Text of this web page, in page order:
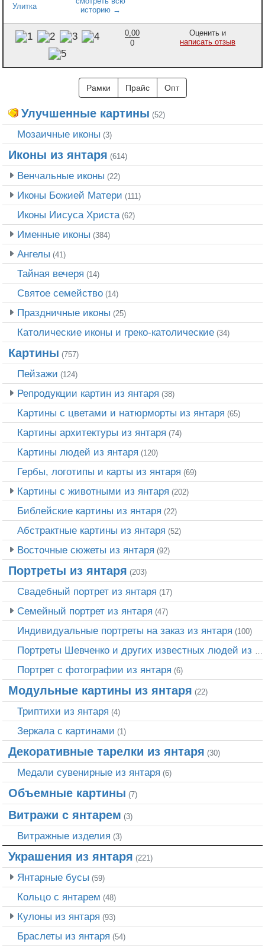
Улитка
0,00
0
Оценить и
написать отзыв
Рамки Прайс Опт
Улучшенные картины (52)
Мозаичные иконы (3)
Иконы из янтаря (614)
Венчальные иконы (22)
Иконы Божией Матери (111)
Иконы Иисуса Христа(62)
Именные иконы (384)
Ангелы (41)
Тайная вечеря (14)
Святое семейство (14)
Праздничные иконы (25)
Католические иконы и греко-католические (34)
Картины (757)
Пейзажи (124)
Репродукции картин из янтаря (38)
Картины с цветами и натюрморты из янтаря (65)
Картины архитектуры из янтаря (74)
Картины людей из янтаря (120)
Гербы, логотипы и карты из янтаря (69)
Картины с животными из янтаря (202)
Библейские картины из янтаря (22)
Абстрактные картины из янтаря (52)
Восточные сюжеты из янтаря (92)
Портреты из янтаря (203)
Свадебный портрет из янтаря (17)
Семейный портрет из янтаря (47)
Индивидуальные портреты на заказ из янтаря (100)
Портреты Шевченко и других известных людей из янтаря
Портрет c фотографии из янтаря (6)
Модульные картины из янтаря (22)
Триптихи из янтаря (4)
Зеркала с картинами (1)
Декоративные тарелки из янтаря (30)
Медали сувенирные из янтаря (6)
Объемные картины (7)
Витражи с янтарем (3)
Витражные изделия (3)
Украшения из янтаря (221)
Янтарные бусы (59)
Кольцо с янтарем (48)
Кулоны из янтаря (93)
Браслеты из янтаря (54)